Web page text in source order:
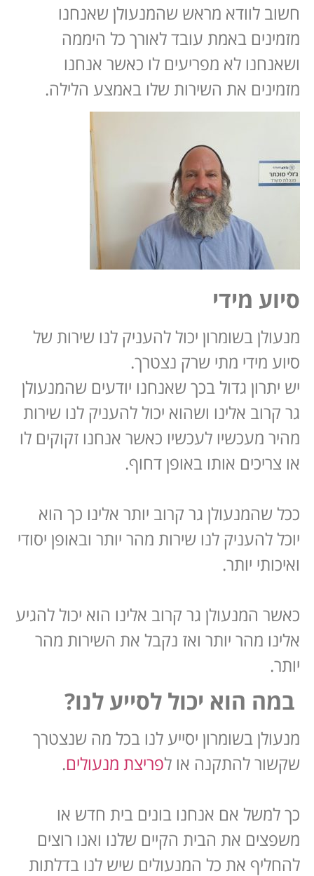
חשוב לוודא מראש שהמנעולן שאנחנו
מזמינים באמת עובד לאורך כל היממה
ושאנחנו לא מפריעים לו כאשר אנחנו
מזמינים את השירות שלו באמצע הלילה.
סיוע מידי
מנעולן בשומרון יכול להעניק לנו שירות של
סיוע מידי מתי שרק נצטרך.
יש יתרון גדול בכך שאנחנו יודעים שהמנעולן
גר קרוב אלינו ושהוא יכול להעניק לנו שירות
מהיר מעכשיו לעכשיו כאשר אנחנו זקוקים לו
או צריכים אותו באופן דחוף.
ככל שהמנעולן גר קרוב יותר אלינו כך הוא
יוכל להעניק לנו שירות מהר יותר ובאופן יסודי
ואיכותי יותר.
כאשר המנעולן גר קרוב אלינו הוא יכול להגיע
אלינו מהר יותר ואז נקבל את השירות מהר
יותר.
במה הוא יכול לסייע לנו?
מנעולן בשומרון יסייע לנו בכל מה שנצטרך
שקשור להתקנה או לפריצת מנעולים.
כך למשל אם אנחנו בונים בית חדש או
משפצים את הבית הקיים שלנו ואנו רוצים
להחליף את כל המנעולים שיש לנו בדלתות